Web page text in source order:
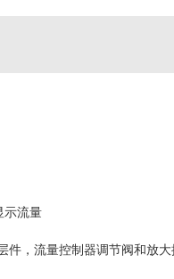
示流量
，流量控制器调节阀和放